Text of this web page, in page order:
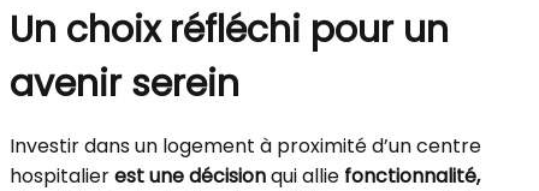
Un choix réfléchi pour un
avenir serein
Investir dans un logement à proximité d’un centre
hospitalierest une décisionqui allie fonctionnalité,